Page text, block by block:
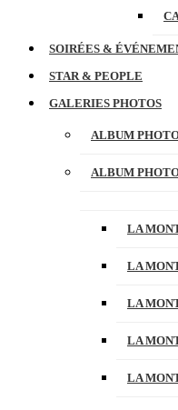
SOIRÉES &
STAR & PEOPLE
GALERIES PHOTOS
ALBUM
ALBUM
LA
LA
LA
LA
LA